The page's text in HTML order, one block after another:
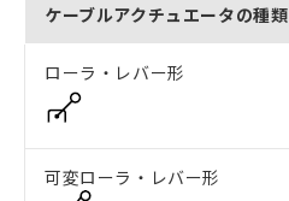
ケーブルアクチュエータの種類
ローラ・レバー形
可変ローラ・レバー形